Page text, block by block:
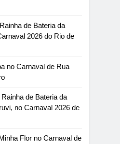
de Bateria da
2026 do Rio de
no Carnaval de Rua
de Bateria da
no Carnaval 2026 de
Flor no Carnaval de